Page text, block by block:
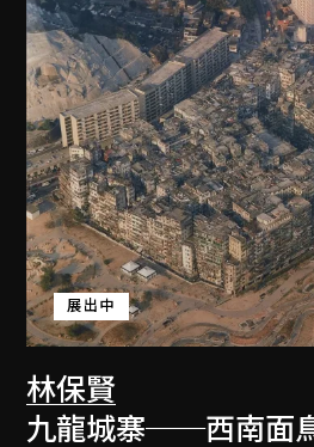
林保賢
展出中
九龍城寨──西南面